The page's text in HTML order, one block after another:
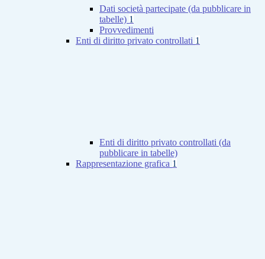
Dati società partecipate (da pubblicare in
tabelle) 1
Provvedimenti
Enti di diritto privato controllati 1
Enti di diritto privato controllati (da
pubblicare in tabelle)
Rappresentazione grafica 1